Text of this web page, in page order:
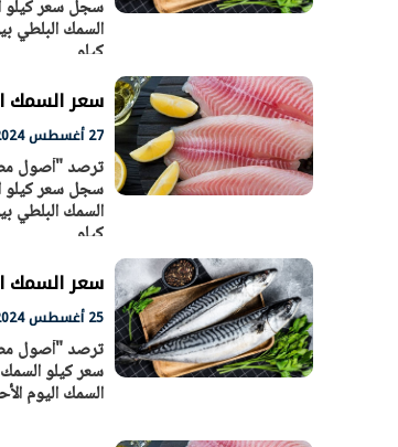
كيلو
سعر السمك اليوم
27 أغسطس 2024 10:15 ص
كيلو
سعر السمك اليوم الأحد 25 -
25 أغسطس 2024 09:52 ص
السمك اليوم الأحد 25- 8 – 2024 سجل سعر كيلو السمك البلطي بين 60 و64 جنيها. سجل سعر